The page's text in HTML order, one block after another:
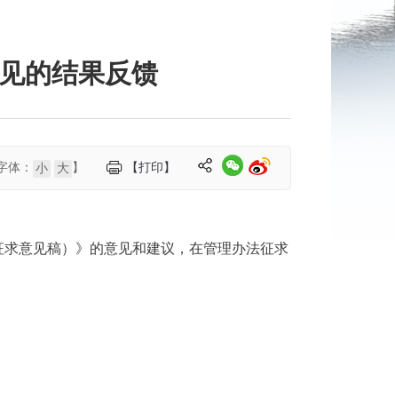
的结果反馈
【打印】
体： 小 大 】
意见稿）》的意见和建议，在管理办法征求